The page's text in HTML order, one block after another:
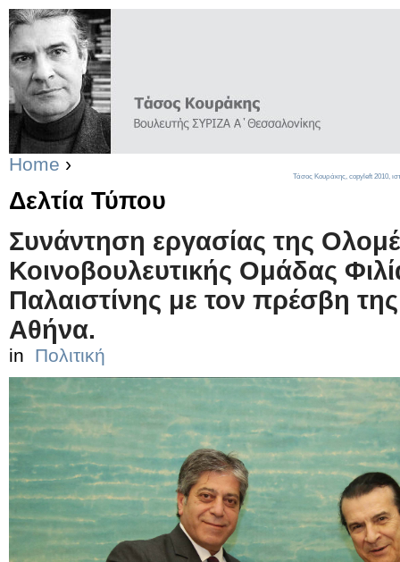
Home ›
Δελτία Τύπου
Συνάντηση εργασίας της
Κοινοβουλευτικής Ομάδας
Παλαιστίνης με τον πρέσβη
Αθήνα.
in Πολιτική
Τάσος Κουράκης, copyleft 2010,